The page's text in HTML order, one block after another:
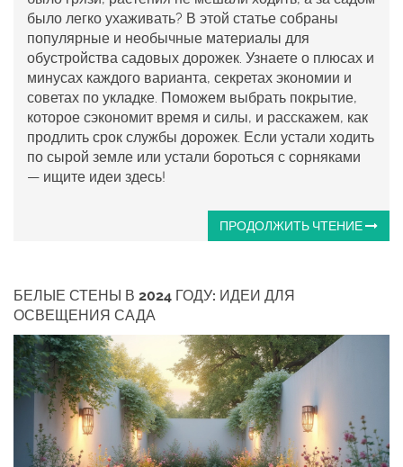
было легко ухаживать? В этой статье собраны
популярные и необычные материалы для
обустройства садовых дорожек. Узнаете о плюсах и
минусах каждого варианта, секретах экономии и
советах по укладке. Поможем выбрать покрытие,
которое сэкономит время и силы, и расскажем, как
продлить срок службы дорожек. Если устали ходить
по сырой земле или устали бороться с сорняками
— ищите идеи здесь!
ПРОДОЛЖИТЬ ЧТЕНИЕ
БЕЛЫЕ СТЕНЫ В 2024 ГОДУ: ИДЕИ ДЛЯ
ОСВЕЩЕНИЯ САДА